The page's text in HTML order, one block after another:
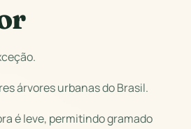
árvores urbanas do Brasil.
é leve, permitindo gramado